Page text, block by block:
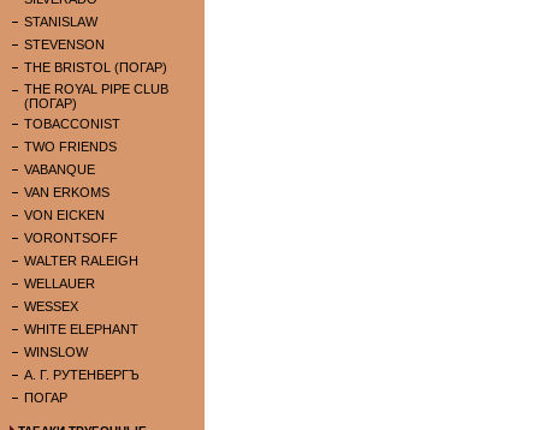
STANISLAW
STEVENSON
THE BRISTOL (ПОГАР)
THE ROYAL PIPE CLUB
(ПОГАР)
TOBACCONIST
TWO FRIENDS
VABANQUE
VAN ERKOMS
VON EICKEN
VORONTSOFF
WALTER RALEIGH
WELLAUER
WESSEX
WHITE ELEPHANT
WINSLOW
А. Г. РУТЕНБЕРГЪ
ПОГАР